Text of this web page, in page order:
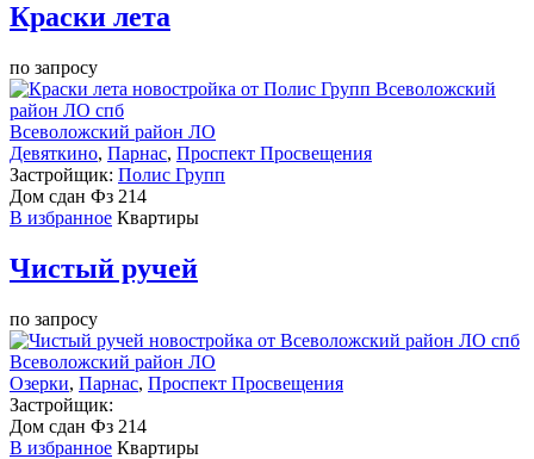
Краски лета
по запросу
Всеволожский район ЛО
Девяткино, Парнас, Проспект Просвещения
Застройщик: Полис Групп
Дом сдан Фз 214
В избранное Квартиры
Чистый ручей
по запросу
Всеволожский район ЛО
Озерки, Парнас, Проспект Просвещения
Застройщик:
Дом сдан Фз 214
В избранное Квартиры